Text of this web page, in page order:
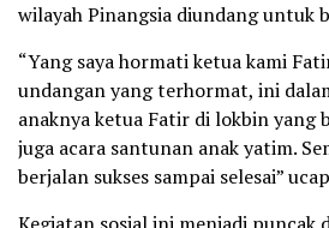
wilayah Pinangsia diundang untuk
“Yang saya hormati ketua kami
undangan yang terhormat, ini
anaknya ketua Fatir di lokbin yang
juga acara santunan anak yatim.
berjalan sukses sampai selesai”